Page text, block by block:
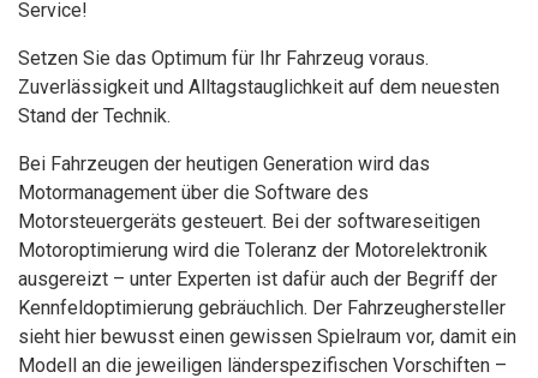
Service!
Setzen Sie das Optimum für Ihr Fahrzeug voraus.
Zuverlässigkeit und Alltagstauglichkeit auf dem neuesten
Stand der Technik.
Bei Fahrzeugen der heutigen Generation wird das
Motormanagement über die Software des
Motorsteuergeräts gesteuert. Bei der softwareseitigen
Motoroptimierung wird die Toleranz der Motorelektronik
ausgereizt – unter Experten ist dafür auch der Begriff der
Kennfeldoptimierung gebräuchlich. Der Fahrzeughersteller
sieht hier bewusst einen gewissen Spielraum vor, damit ein
Modell an die jeweiligen länderspezifischen Vorschiften –